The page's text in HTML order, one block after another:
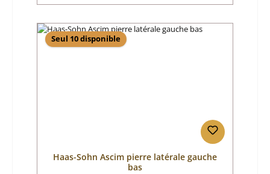
Seul 10 disponible
Haas-Sohn Ascim pierre latérale gauche
bas